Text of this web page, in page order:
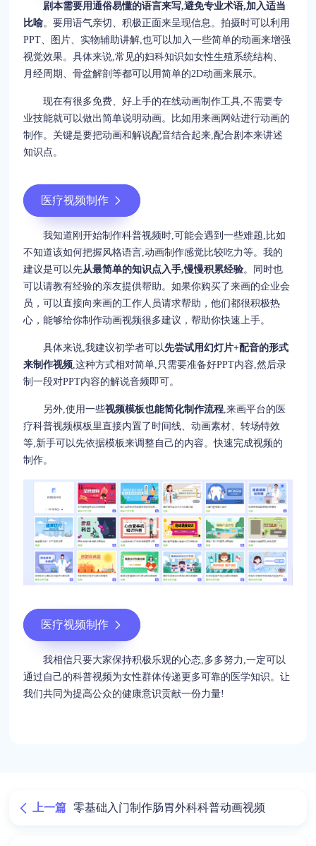
剧本需要用通俗易懂的语言来写,避免专业术语,加入适当
比喻。要用语气亲切、积极正面来呈现信息。拍摄时可以利用
PPT、图片、实物辅助讲解,也可以加入一些简单的动画来增强
视觉效果。具体来说,常见的妇科知识如女性生殖系统结构、
月经周期、骨盆解剖等都可以用简单的2D动画来展示。
现在有很多免费、好上手的在线动画制作工具,不需要专
业技能就可以做出简单说明动画。比如用来画网站进行动画的
制作。关键是要把动画和解说配音结合起来,配合剧本来讲述
知识点。
医疗视频制作
我知道刚开始制作科普视频时,可能会遇到一些难题,比如
不知道该如何把握风格语言,动画制作感觉比较吃力等。我的
建议是可以先从最简单的知识点入手,慢慢积累经验。同时也
可以请教有经验的亲友提供帮助。如果你购买了来画的企业会
员，可以直接向来画的工作人员请求帮助，他们都很积极热
心，能够给你制作动画视频很多建议，帮助你快速上手。
具体来说,我建议初学者可以先尝试用幻灯片+配音的形式
来制作视频,这种方式相对简单,只需要准备好PPT内容,然后录
制一段对PPT内容的解说音频即可。
另外,使用一些视频模板也能简化制作流程,来画平台的医
疗科普视频模板里直接内置了时间线、动画素材、转场特效
等,新手可以先依据模板来调整自己的内容。快速完成视频的
制作。
医疗视频制作
我相信只要大家保持积极乐观的心态,多多努力,一定可以
通过自己的科普视频为女性群体传递更多可靠的医学知识。让
我们共同为提高公众的健康意识贡献一份力量!
上一篇 零基础入门制作肠胃外科科普动画视频